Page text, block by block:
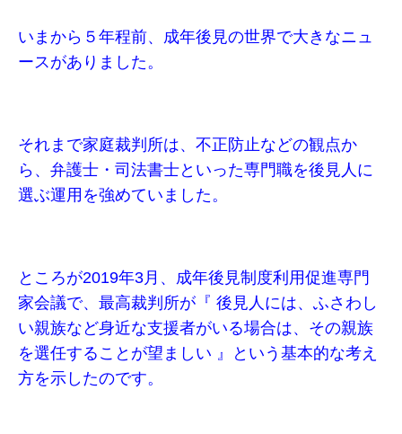
いまから５年程前、成年後見の世界で大きなニュ
ースがありました。
それまで家庭裁判所は、不正防止などの観点か
ら、弁護士・司法書士といった専門職を後見人に
選ぶ運用を強めていました。
ところが2019年3月、成年後見制度利用促進専門
家会議で、最高裁判所が『 後見人には、ふさわし
い親族など身近な支援者がいる場合は、その親族
を選任することが望ましい 』という基本的な考え
方を示したのです。